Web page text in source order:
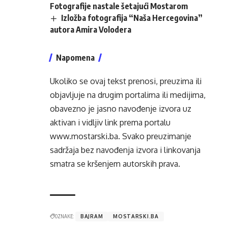
Fotografije nastale šetajući Mostarom
Izložba fotografija “Naša Hercegovina”
autora Amira Volodera
Napomena
Ukoliko se ovaj tekst prenosi, preuzima ili
objavljuje na drugim portalima ili medijima,
obavezno je jasno navođenje izvora uz
aktivan i vidljiv link prema portalu
www.mostarski.ba. Svako preuzimanje
sadržaja bez navođenja izvora i linkovanja
smatra se kršenjem autorskih prava.
OZNAKE: BAJRAM MOSTARSKI.BA